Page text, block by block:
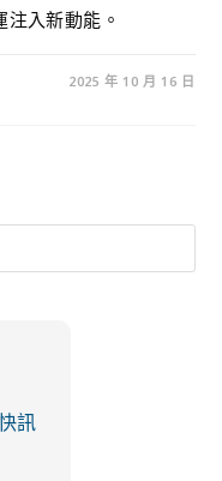
入新動能。
2025 年 10 月 16 日
訊